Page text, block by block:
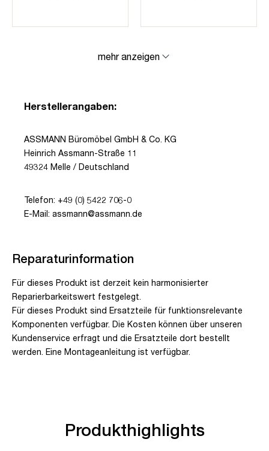
mehr anzeigen
Herstellerangaben:
ASSMANN Büromöbel GmbH & Co. KG
Heinrich Assmann-Straße 11
49324 Melle / Deutschland
Telefon: +49 (0) 5422 706-0
E-Mail: assmann@assmann.de
Reparaturinformation
Für dieses Produkt ist derzeit kein harmonisierter
Reparierbarkeitswert festgelegt.
Für dieses Produkt sind Ersatzteile für funktionsrelevante
Komponenten verfügbar. Die Kosten können über unseren
Kundenservice erfragt und die Ersatzteile dort bestellt
werden. Eine Montageanleitung ist verfügbar.
Produkthighlights